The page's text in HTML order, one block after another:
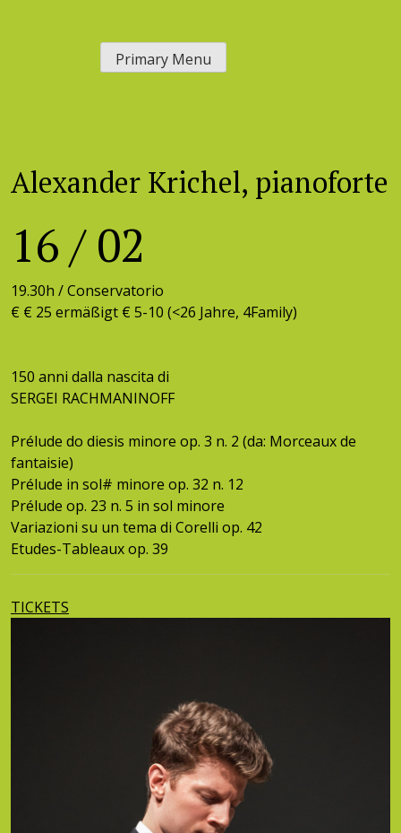
Primary Menu
Alexander Krichel, pianoforte
16/ 02
19.30h /Conservatorio
€ € 25 ermäßigt € 5-10 (<26 Jahre, 4Family)
150 anni dalla nascita di
SERGEI RACHMANINOFF
Prélude do diesis minore op. 3 n. 2 (da: Morceaux de
fantaisie)
Prélude in sol# minore op. 32 n. 12
Prélude op. 23 n. 5 in sol minore
Variazioni su un tema di Corelli op. 42
Etudes-Tableaux op. 39
TICKETS